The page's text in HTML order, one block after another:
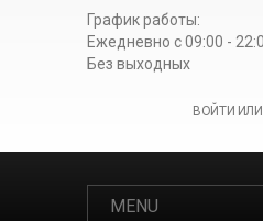
График работы:
Ежедневно c 09:00 -
Без выходных
ВОЙТИ
MENU